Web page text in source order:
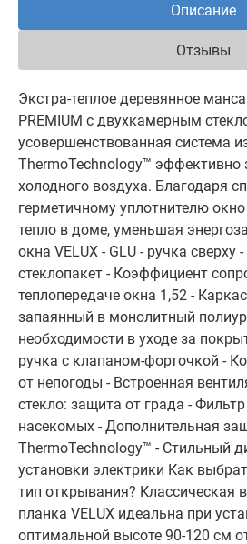
Описание
Отзывы
Экстра-теплое деревянное
PREMIUM с двухкамерным
усовершенствованная система
ThermoTechnology™ эффективно
холодного воздуха. Благодаря
герметичному уплотнителю
тепло в доме, уменьшая
окна VELUX - GLU - ручка
стеклопакет - Коэффициент
теплопередаче окна 1,52 -
запаянный в монолитный
необходимости в уходе за
ручка с клапаном-форточкой -
от непогоды - Встроенная
стекло: защита от града -
насекомых - Дополнительная
ThermoTechnology™ - Стильный
установки электрики Как
тип открывания? Классическая
планка VELUX идеальна при
оптимальной высоте 90-120 см